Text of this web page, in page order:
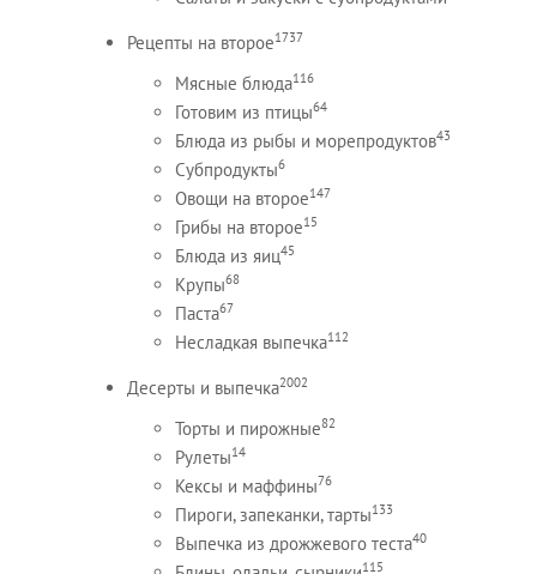
Рецепты на второе1737
Мясные блюда116
Готовим из птицы64
Блюда из рыбы и морепродуктов43
Субпродукты6
Овощи на второе147
Грибы на второе15
Блюда из яиц45
Крупы68
Паста67
Несладкая выпечка112
Десерты и выпечка2002
Торты и пирожные82
Рулеты14
Кексы и маффины76
Пироги, запеканки, тарты133
Выпечка из дрожжевого теста40
115